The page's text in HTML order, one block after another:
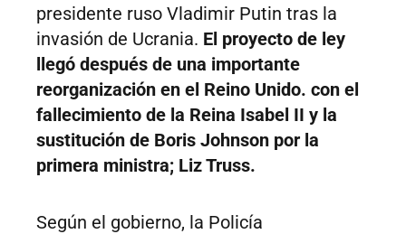
presidente ruso Vladimir Putin tras la
invasión de Ucrania. El proyecto de ley
llegó después de una importante
reorganización en el Reino Unido. con el
fallecimiento de la Reina Isabel II y la
sustitución de Boris Johnson por la
primera ministra; Liz Truss.
Según el gobierno, la Policía